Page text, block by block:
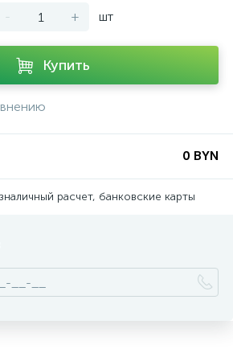
- + шт
Купить
0 BYN
расчет, банковские карты